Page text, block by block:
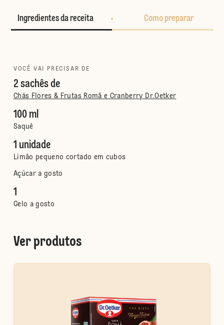
Ingredientes da receita Como preparar
VOCÊ VAI PRECISAR DE
2 sachês de
Chás Flores & Frutas Romã e Cranberry Dr.Oetker
100 ml
Saquê
1 unidade
Limão pequeno cortado em cubos
Açúcar a gosto
1
Gelo a gosto
Ver produtos